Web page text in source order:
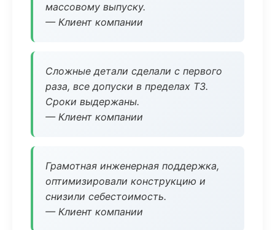
массовому выпуску.
— Клиент компании
Сложные детали сделали с первого
раза, все допуски в пределах ТЗ.
Сроки выдержаны.
— Клиент компании
Грамотная инженерная поддержка,
оптимизировали конструкцию и
снизили себестоимость.
— Клиент компании